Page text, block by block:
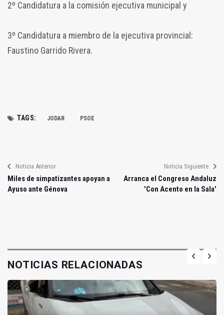
2º Candidatura a la comisión ejecutiva municipal y
3º Candidatura a miembro de la ejecutiva provincial:
Faustino Garrido Rivera.
TAGS: JODAR PSOE
Noticia Anterior
Miles de simpatizantes apoyan a
Ayuso ante Génova
Noticia Siguiente
Arranca el Congreso Andaluz
'Con Acento en la Sala'
NOTICIAS RELACIONADAS